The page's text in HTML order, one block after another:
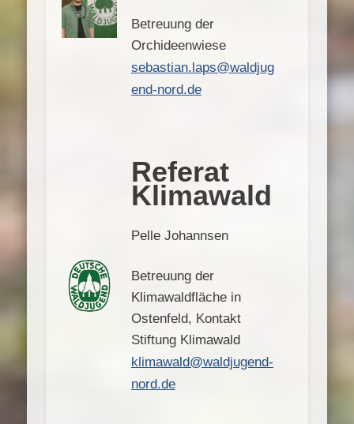
Betreuung der
Orchideenwiese
sebastian.laps@waldjug
end-nord.de
Referat
Klimawald
Pelle Johannsen
Betreuung der
Klimawaldfläche in
Ostenfeld, Kontakt
Stiftung Klimawald
klimawald@waldjugend-
nord.de